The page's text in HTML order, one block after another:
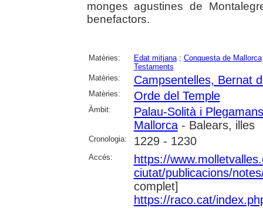
monges agustines de
benefactors.
Matèries: Edat mitjana; Conquesta de Mallorca
Testaments
Matèries:
Campsentelles, Bernat
Matèries: Orde del Temple
Àmbit:
Palau-Solità i Plegamans
Mallorca- Balears, illes
Cronologia: 1229 - 1230
Accés:
https://
ciutat/publicacions/
complet]
https://raco.cat/